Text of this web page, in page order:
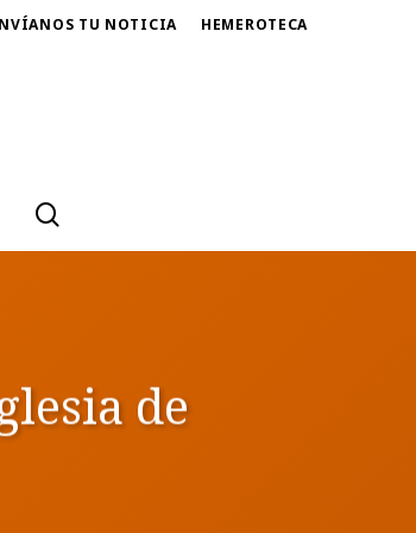
TU NOTICIA HEMEROTECA
de